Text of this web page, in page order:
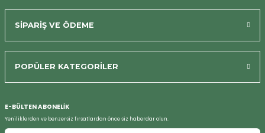
SİPARİŞ VE ÖDEME
POPÜLER KATEGORİLER
E-BÜLTEN ABONELİK
Yeniliklerden ve benzersiz fırsatlardan önce siz haberdar olun.
Bizi Arayın